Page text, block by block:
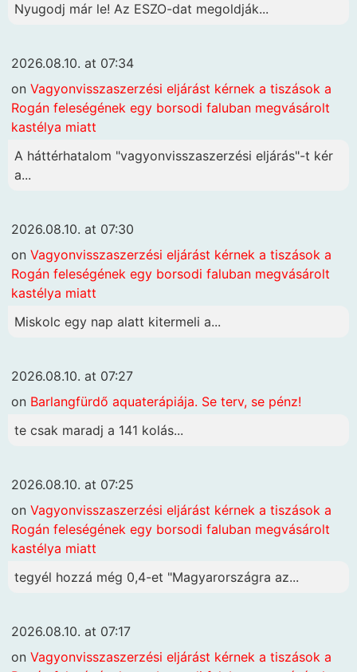
Nyugodj már le! Az ESZO-dat megoldják...
2026.08.10. at 07:34
on Vagyonvisszaszerzési eljárást kérnek a tiszások a
Rogán feleségének egy borsodi faluban megvásárolt
kastélya miatt
A háttérhatalom "vagyonvisszaszerzési eljárás"-t kér
a...
2026.08.10. at 07:30
on Vagyonvisszaszerzési eljárást kérnek a tiszások a
Rogán feleségének egy borsodi faluban megvásárolt
kastélya miatt
Miskolc egy nap alatt kitermeli a...
2026.08.10. at 07:27
on Barlangfürdő aquaterápiája. Se terv, se pénz!
te csak maradj a 141 kolás...
2026.08.10. at 07:25
on Vagyonvisszaszerzési eljárást kérnek a tiszások a
Rogán feleségének egy borsodi faluban megvásárolt
kastélya miatt
tegyél hozzá még 0,4-et "Magyarországra az...
2026.08.10. at 07:17
on Vagyonvisszaszerzési eljárást kérnek a tiszások a